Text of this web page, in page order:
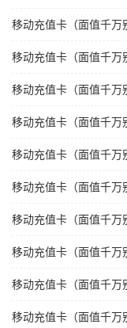
移动充值卡（面值千万
移动充值卡（面值千万
移动充值卡（面值千万
移动充值卡（面值千万
移动充值卡（面值千万
移动充值卡（面值千万
移动充值卡（面值千万
移动充值卡（面值千万
移动充值卡（面值千万
移动充值卡（面值千万